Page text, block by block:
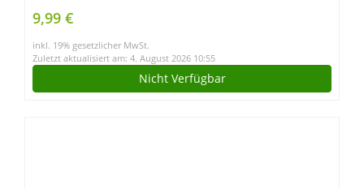
T7 T8 T9 T10 T15, Triwing Y00, Stern P2 P5, -1.0/2.0,
usw, für Switch, PS4, Laptop, Xbox, Brillen, Uhren
9,99 €
inkl. 19% gesetzlicher MwSt.
Zuletzt aktualisiert am: 4. August 2026 10:55
Nicht Verfügbar